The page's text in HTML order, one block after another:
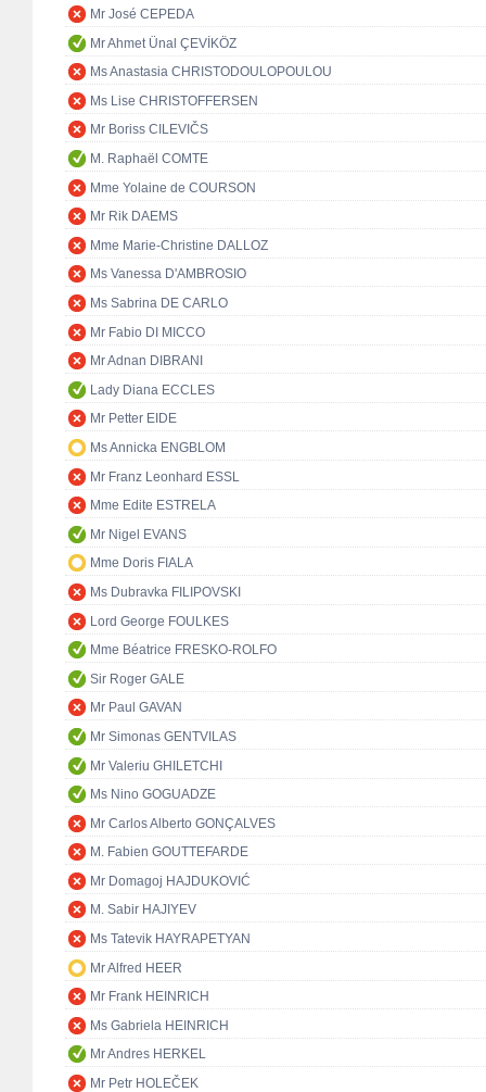
Mr José CEPEDA
Mr Ahmet Ünal ÇEVİKÖZ
Ms Anastasia CHRISTODOULOPOULOU
Ms Lise CHRISTOFFERSEN
Mr Boriss CILEVIČS
M. Raphaël COMTE
Mme Yolaine de COURSON
Mr Rik DAEMS
Mme Marie-Christine DALLOZ
Ms Vanessa D'AMBROSIO
Ms Sabrina DE CARLO
Mr Fabio DI MICCO
Mr Adnan DIBRANI
Lady Diana ECCLES
Mr Petter EIDE
Ms Annicka ENGBLOM
Mr Franz Leonhard ESSL
Mme Edite ESTRELA
Mr Nigel EVANS
Mme Doris FIALA
Ms Dubravka FILIPOVSKI
Lord George FOULKES
Mme Béatrice FRESKO-ROLFO
Sir Roger GALE
Mr Paul GAVAN
Mr Simonas GENTVILAS
Mr Valeriu GHILETCHI
Ms Nino GOGUADZE
Mr Carlos Alberto GONÇALVES
M. Fabien GOUTTEFARDE
Mr Domagoj HAJDUKOVIĆ
M. Sabir HAJIYEV
Ms Tatevik HAYRAPETYAN
Mr Alfred HEER
Mr Frank HEINRICH
Ms Gabriela HEINRICH
Mr Andres HERKEL
Mr Petr HOLEČEK